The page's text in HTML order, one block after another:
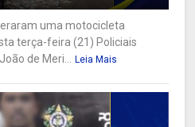
uma motocicleta
terça-feira (21) Policiais
de Meri... Leia Mais